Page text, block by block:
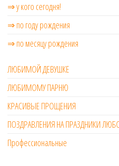
⇒ у кого сегодня!
⇒ по году рождения
⇒ по месяцу рождения
ЛЮБИМОЙ ДЕВУШКЕ
ЛЮБИМОМУ ПАРНЮ
КРАСИВЫЕ ПРОЩЕНИЯ
ПОЗДРАВЛЕНИЯ НА ПРАЗДНИКИ
Профессиональные